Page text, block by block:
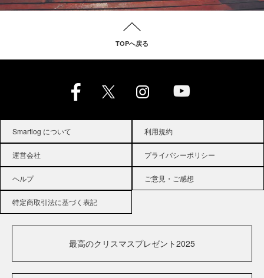
TOPへ戻る
Smartlog について 利用規約
運営会社 プライバシーポリシー
ヘルプ ご意見・ご感想
特定商取引法に基づく表記
最高のクリスマスプレゼント2025